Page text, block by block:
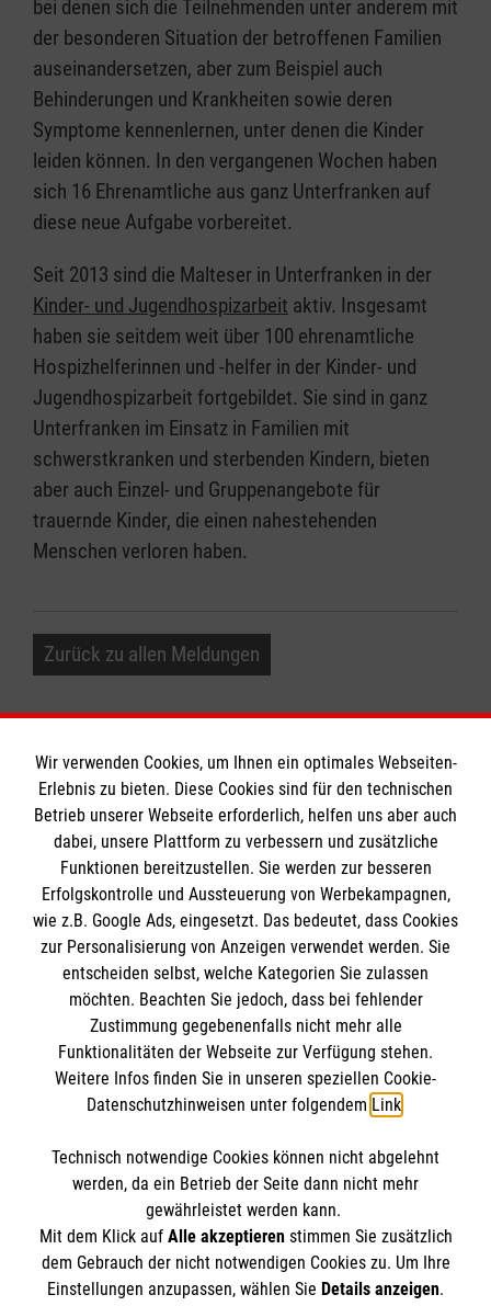
bei denen sich die Teilnehmenden unter anderem mit
der besonderen Situation der betroffenen Familien
auseinandersetzen, aber zum Beispiel auch
Behinderungen und Krankheiten sowie deren
Symptome kennenlernen, unter denen die Kinder
leiden können. In den vergangenen Wochen haben
sich 16 Ehrenamtliche aus ganz Unterfranken auf
diese neue Aufgabe vorbereitet.
Seit 2013 sind die Malteser in Unterfranken in der
Kinder- und Jugendhospizarbeit aktiv. Insgesamt
haben sie seitdem weit über 100 ehrenamtliche
Hospizhelferinnen und -helfer in der Kinder- und
Jugendhospizarbeit fortgebildet. Sie sind in ganz
Unterfranken im Einsatz in Familien mit
schwerstkranken und sterbenden Kindern, bieten
aber auch Einzel- und Gruppenangebote für
trauernde Kinder, die einen nahestehenden
Menschen verloren haben.
Zurück zu allen Meldungen
Informationen
Impressum
Datenschutz
Kontakt
Die Malteser
Malteser in Deutschland
Malteserorden
Sharepoint
Spendenkonto
IBAN: DE27 3706 0120 1201 2220 16
BIC: GENODED1PA7
So finden Sie uns
Birkenfelder Str. 16
97259 Greußenheim
Der Malteser Hilfsdienst e.V. ist als eingetragene
Wir verwenden Cookies, um Ihnen ein optimales Webseiten-
Erlebnis zu bieten. Diese Cookies sind für den technischen
Betrieb unserer Webseite erforderlich, helfen uns aber auch
dabei, unsere Plattform zu verbessern und zusätzliche
Funktionen bereitzustellen. Sie werden zur besseren
Erfolgskontrolle und Aussteuerung von Werbekampagnen,
wie z.B. Google Ads, eingesetzt. Das bedeutet, dass Cookies
zur Personalisierung von Anzeigen verwendet werden. Sie
entscheiden selbst, welche Kategorien Sie zulassen
möchten. Beachten Sie jedoch, dass bei fehlender
Zustimmung gegebenenfalls nicht mehr alle
Funktionalitäten der Webseite zur Verfügung stehen.
Weitere Infos finden Sie in unseren speziellen Cookie-
Datenschutzhinweisen unter folgendem Link.
Technisch notwendige Cookies können nicht abgelehnt
werden, da ein Betrieb der Seite dann nicht mehr
gewährleistet werden kann.
Mit dem Klick auf Alle akzeptierenstimmen Sie zusätzlich
dem Gebrauch der nicht notwendigen Cookies zu. Um Ihre
Einstellungen anzupassen, wählen Sie Details anzeigen.